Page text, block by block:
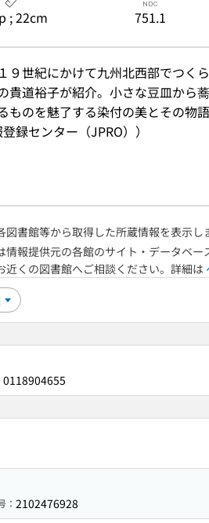
; 22cm 751.1
９世紀にかけて九州北西部でつく
貴道裕子が紹介。小さな豆皿から
ものを魅了する染付の美とその物語
録センター（JPRO））
書館等から取得した所蔵情報を表示し
報提供元の各館のサイト・データベ
くの図書館へご相談ください。詳細は
0118904655
： 2102476928